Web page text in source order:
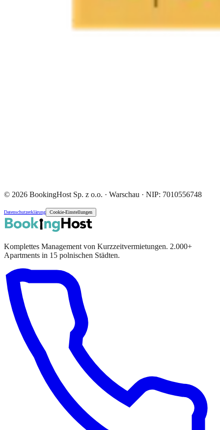
© 2026 BookingHost Sp. z o.o. · Warschau · NIP: 7010556748
Datenschutzerklärung Cookie-Einstellungen
Komplettes Management von Kurzzeitvermietungen. 2.000+
Apartments in 15 polnischen Städten.